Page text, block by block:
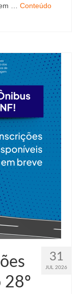
… Conteúdo
31
JUL 2026
28º